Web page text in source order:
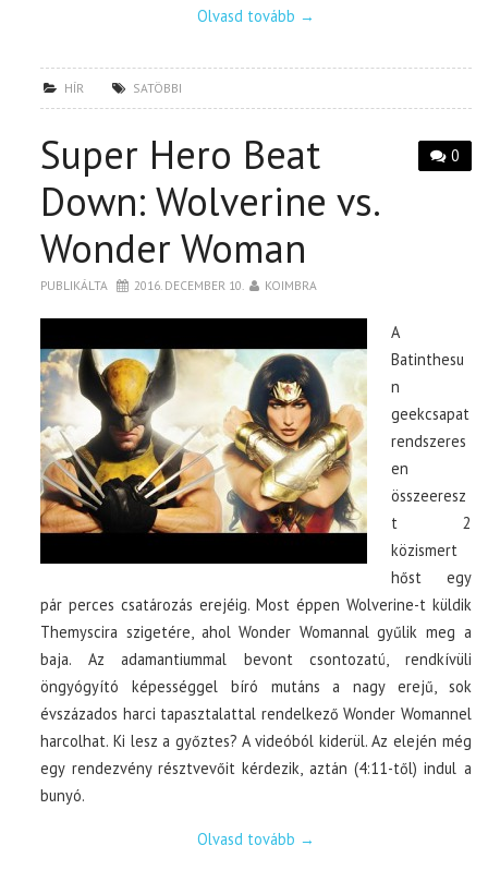
Olvasd tovább →
HÍR SATÖBBI
0
Super Hero Beat
Down: Wolverine vs.
Wonder Woman
PUBLIKÁLTA 2016. DECEMBER 10. KOIMBRA
A
Batinthesu
n
geekcsapat
rendszeres
en
összeeresz
t 2
közismert
hőst egy
pár perces csatározás erejéig. Most éppen Wolverine-t küldik
Themyscira szigetére, ahol Wonder Womannal gyűlik meg a
baja. Az adamantiummal bevont csontozatú, rendkívüli
öngyógyító képességgel bíró mutáns a nagy erejű, sok
évszázados harci tapasztalattal rendelkező Wonder Womannel
harcolhat. Ki lesz a győztes? A videóból kiderül. Az elején még
egy rendezvény résztvevőit kérdezik, aztán (4:11-től) indul a
bunyó.
Olvasd tovább →